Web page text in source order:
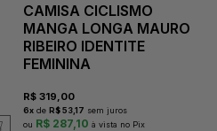
CAMISA CICLISMO
MANGA LONGA MAURO
RIBEIRO IDENTITE
FEMININA
R$ 319,00
6x de R$ 53,17 sem juros
R$ 287,10